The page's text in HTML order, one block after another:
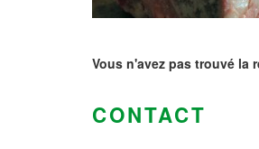
Vous n'avez pas trouvé la
CONTACT